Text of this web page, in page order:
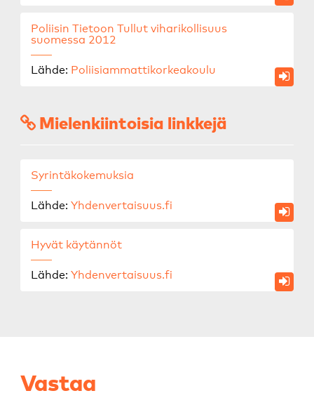
Poliisin Tietoon Tullut viharikollisuus
suomessa 2012
Lähde: Poliisiammattikorkeakoulu
Mielenkiintoisia linkkejä
Syrintäkokemuksia
Lähde:Yhdenvertaisuus.fi
Hyvät käytännöt
Lähde:Yhdenvertaisuus.fi
Vastaa